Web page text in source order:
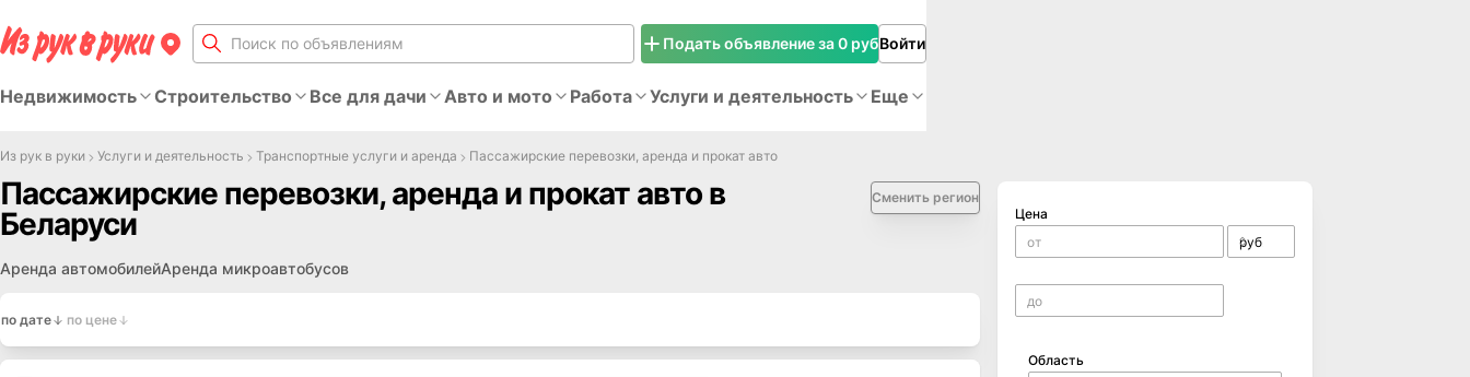
Подать объявление за 0 рубВойти
Недвижимость Строительство Все для дачи Авто и мото Работа Услуги и деятельность Еще
Из рук в руки Услуги и деятельность Транспортные услуги и аренда Пассажирские перевозки, аренда и прокат авто
Пассажирские перевозки, аренда и прокат авто в
Беларуси
Сменить регион
Аренда автомобилейАренда микроавтобусов
по дате по цене
Цена
Область